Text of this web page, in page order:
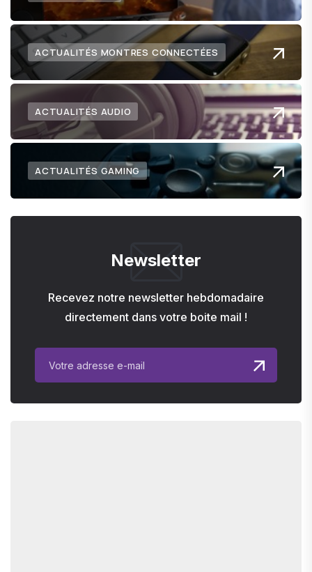
ACTUALITÉS MONTRES CONNECTÉES
ACTUALITÉS AUDIO
ACTUALITÉS GAMING
Newsletter
Recevez notre newsletter hebdomadaire
directement dans votre boite mail !